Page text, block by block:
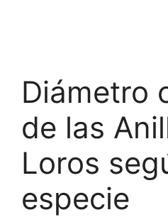
Diámetro
de las
Loros
especie